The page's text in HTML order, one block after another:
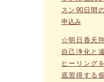
スン90日間
申込み
☆明日香天
自己浄化と
ヒーリング
底習得する